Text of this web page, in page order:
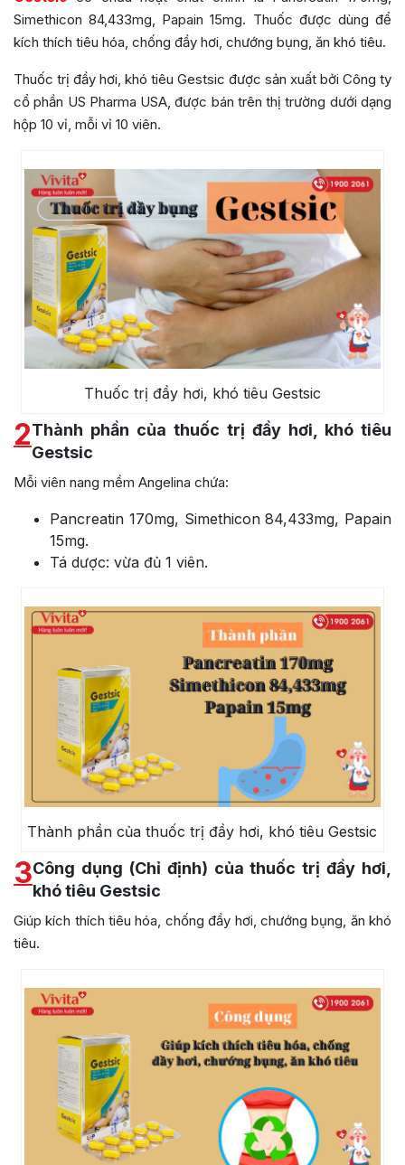
Simethicon 84,433mg, Papain 15mg. Thuốc được dùng để
kích thích tiêu hóa, chống đầy hơi, chướng bụng, ăn khó tiêu.
Thuốc trị đầy hơi, khó tiêu Gestsic được sản xuất bởi Công ty
cổ phần US Pharma USA, được bán trên thị trường dưới dạng
hộp 10 vỉ, mỗi vỉ 10 viên.
Thuốc trị đầy hơi, khó tiêu Gestsic
2Thành phần của thuốc trị đầy hơi, khó tiêu
Gestsic
Mỗi viên nang mềm Angelina chứa:
Pancreatin 170mg, Simethicon 84,433mg, Papain
15mg.
Tá dược: vừa đủ 1 viên.
Thành phần của thuốc trị đầy hơi, khó tiêu Gestsic
3Công dụng (Chỉ định) của thuốc trị đầy hơi,
khó tiêu Gestsic
Giúp kích thích tiêu hóa, chống đầy hơi, chướng bụng, ăn khó
tiêu.